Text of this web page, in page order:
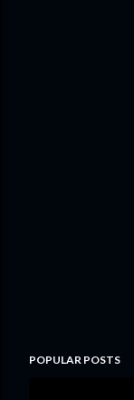
POPULAR POSTS